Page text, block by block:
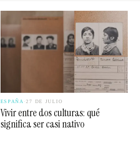
ESPAÑA ·27 DE JULIO
Vivir entre dos culturas: qué
significa ser casi nativo